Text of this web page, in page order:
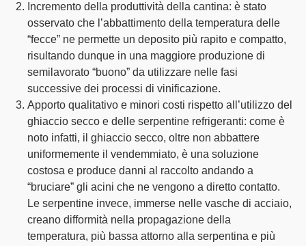
Incremento della produttività della cantina: è stato
osservato che l’abbattimento della temperatura delle
“fecce” ne permette un deposito più rapito e compatto,
risultando dunque in una maggiore produzione di
semilavorato “buono” da utilizzare nelle fasi
successive dei processi di vinificazione.
Apporto qualitativo e minori costi rispetto all’utilizzo del
ghiaccio secco e delle serpentine refrigeranti: come è
noto infatti, il ghiaccio secco, oltre non abbattere
uniformemente il vendemmiato, è una soluzione
costosa e produce danni al raccolto andando a
“bruciare” gli acini che ne vengono a diretto contatto.
Le serpentine invece, immerse nelle vasche di acciaio,
creano difformità nella propagazione della
temperatura, più bassa attorno alla serpentina e più